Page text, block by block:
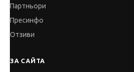
Партньори
Пресинфо
Отзиви
ЗА САЙТА